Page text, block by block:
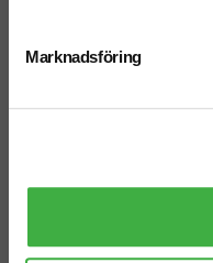
Marknadsföring
Pappersmugg Dubbelvägg